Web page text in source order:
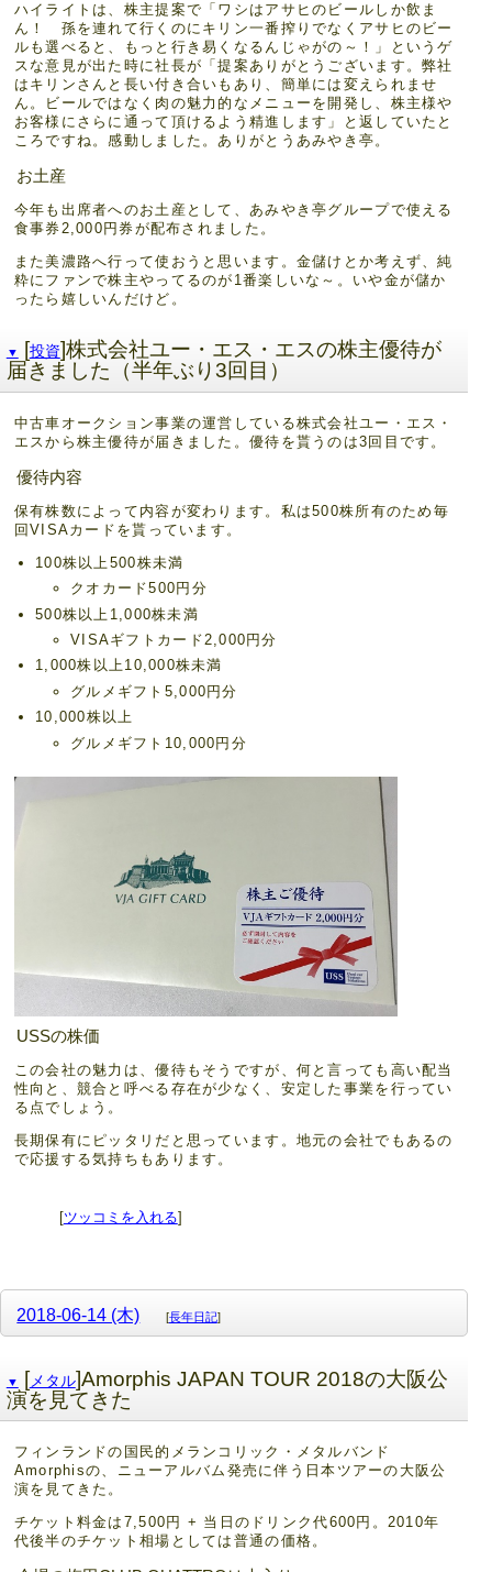
ハイライトは、株主提案で「ワシはアサヒのビールしか飲ま
ん！ 孫を連れて行くのにキリン一番搾りでなくアサヒのビー
ルも選べると、もっと行き易くなるんじゃがの～！」というゲ
スな意見が出た時に社長が「提案ありがとうございます。弊社
はキリンさんと長い付き合いもあり、簡単には変えられませ
ん。ビールではなく肉の魅力的なメニューを開発し、株主様や
お客様にさらに通って頂けるよう精進します」と返していたと
ころですね。感動しました。ありがとうあみやき亭。
お土産
今年も出席者へのお土産として、あみやき亭グループで使える
食事券2,000円券が配布されました。
また美濃路へ行って使おうと思います。金儲けとか考えず、純
粋にファンで株主やってるのが1番楽しいな～。いや金が儲か
ったら嬉しいんだけど。
▼ [投資]株式会社ユー・エス・エスの株主優待が
届きました（半年ぶり3回目）
中古車オークション事業の運営している株式会社ユー・エス・
エスから株主優待が届きました。優待を貰うのは3回目です。
優待内容
保有株数によって内容が変わります。私は500株所有のため毎
回VISAカードを貰っています。
100株以上500株未満
クオカード500円分
500株以上1,000株未満
VISAギフトカード2,000円分
1,000株以上10,000株未満
グルメギフト5,000円分
10,000株以上
グルメギフト10,000円分
USSの株価
この会社の魅力は、優待もそうですが、何と言っても高い配当
性向と、競合と呼べる存在が少なく、安定した事業を行ってい
る点でしょう。
長期保有にピッタリだと思っています。地元の会社でもあるの
で応援する気持ちもあります。
[ツッコミを入れる]
2018-06-14 (木) [長年日記]
▼ [ メタル]Amorphis JAPAN TOUR 2018の大阪公
演を見てきた
フィンランドの国民的メランコリック・メタルバンド
Amorphisの、ニューアルバム発売に伴う日本ツアーの大阪公
演を見てきた。
チケット料金は7,500円 + 当日のドリンク代600円。2010年
代後半のチケット相場としては普通の価格。